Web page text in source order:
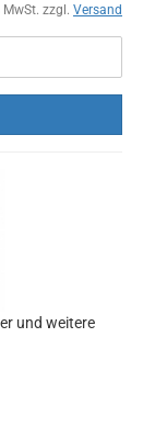
MwSt. zzgl. Versand
und weitere